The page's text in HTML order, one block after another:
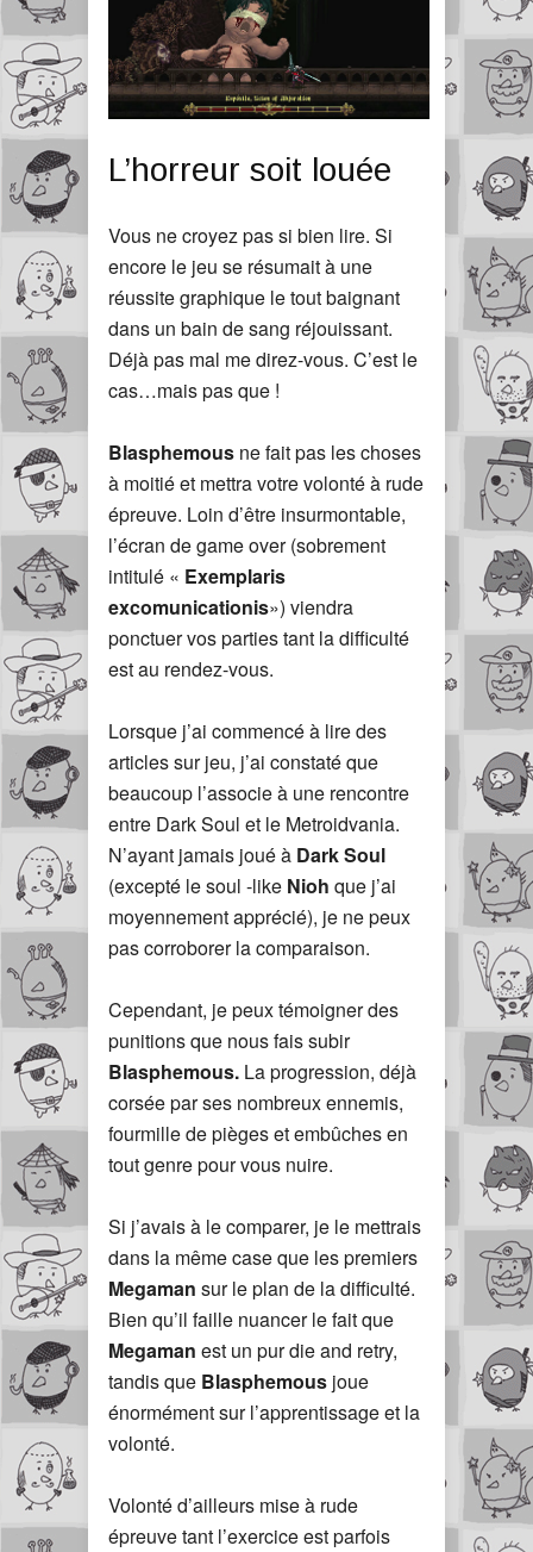
L’horreur soit louée
Vous ne croyez pas si bien lire. Si
encore le jeu se résumait à une
réussite graphique le tout baignant
dans un bain de sang réjouissant.
Déjà pas mal me direz-vous. C’est le
cas…mais pas que !
Blasphemous ne fait pas les choses
à moitié et mettra votre volonté à rude
épreuve. Loin d’être insurmontable,
l’écran de game over (sobrement
intitulé « Exemplaris
excomunicationis») viendra
ponctuer vos parties tant la difficulté
est au rendez-vous.
Lorsque j’ai commencé à lire des
articles sur jeu, j’ai constaté que
beaucoup l’associe à une rencontre
entre Dark Soul et le Metroidvania.
N’ayant jamais joué à Dark Soul
(excepté le soul -like Nioh que j’ai
moyennement apprécié), je ne peux
pas corroborer la comparaison.
Cependant, je peux témoigner des
punitions que nous fais subir
Blasphemous. La progression, déjà
corsée par ses nombreux ennemis,
fourmille de pièges et embûches en
tout genre pour vous nuire.
Si j’avais à le comparer, je le mettrais
dans la même case que les premiers
Megaman sur le plan de la difficulté.
Bien qu’il faille nuancer le fait que
Megaman est un pur die and retry,
tandis que Blasphemous joue
énormément sur l’apprentissage et la
volonté.
Volonté d’ailleurs mise à rude
épreuve tant l’exercice est parfois